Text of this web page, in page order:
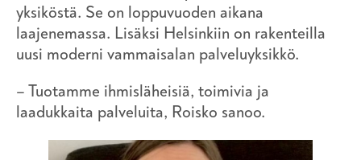
yksiköstä. Se on loppuvuoden aikana
laajenemassa. Lisäksi Helsinkiin on rakenteilla
uusi moderni vammaisalan palveluyksikkö.
– Tuotamme ihmisläheisiä, toimivia ja
laadukkaita palveluita, Roisko sanoo.